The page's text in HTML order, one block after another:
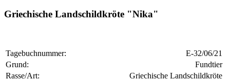
Griechische Landschildkröte "Nika"
Tagebuchnummer:
E-32/06/21
Grund:
Fundtier
Rasse/Art:
Griechische Landschildkröte